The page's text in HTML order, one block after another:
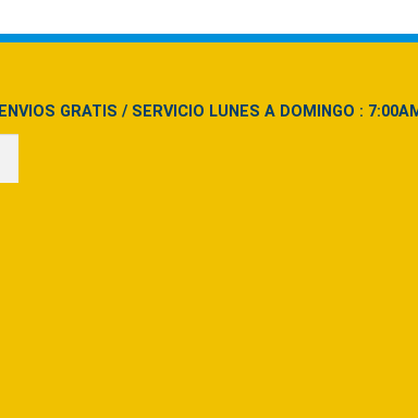
ENVIOS GRATIS / SERVICIO LUNES A DOMINGO :